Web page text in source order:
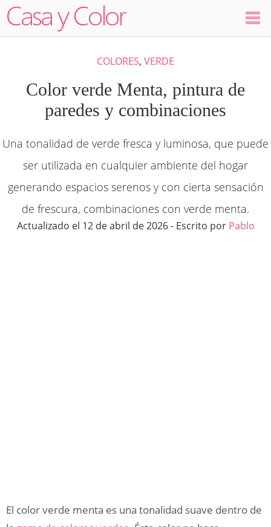
Decoración
Ambientes
Dormitorios
Cocinas
COLORES, VERDE
Color verde Menta, pintura de
paredes y combinaciones
Una tonalidad de verde fresca y luminosa, que puede
ser utilizada en cualquier ambiente del hogar
generando espacios serenos y con cierta sensación
de frescura, combinaciones con verde menta.
Actualizado el 12 de abril de 2026 - Escrito por Pablo
El color verde menta es una tonalidad suave dentro de